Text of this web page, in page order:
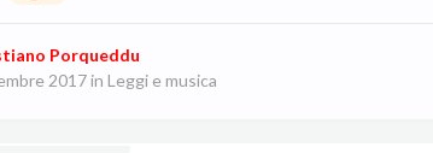
Porqueddu
2017in Leggi e musica